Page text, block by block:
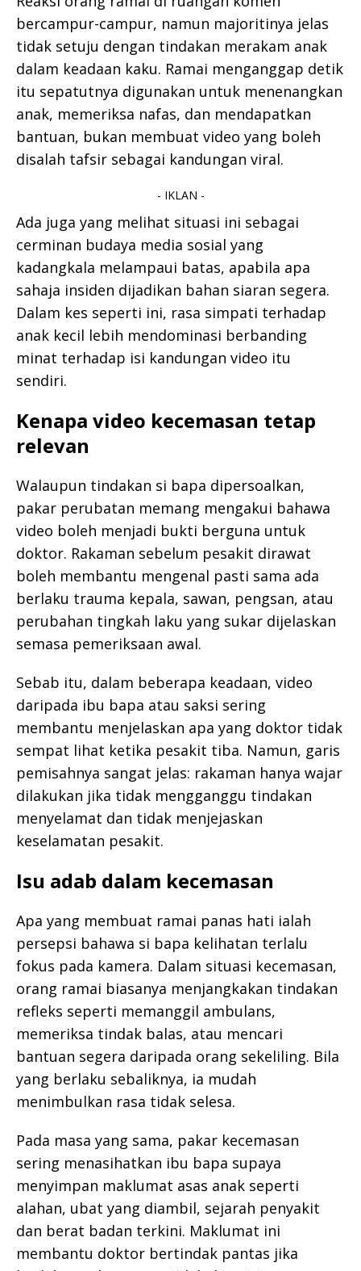
bercampur-campur, namun majoritinya jelas
tidak setuju dengan tindakan merakam anak
dalam keadaan kaku. Ramai menganggap detik
itu sepatutnya digunakan untuk menenangkan
anak, memeriksa nafas, dan mendapatkan
bantuan, bukan membuat video yang boleh
disalah tafsir sebagai kandungan viral.
- IKLAN -
Ada juga yang melihat situasi ini sebagai
cerminan budaya media sosial yang
kadangkala melampaui batas, apabila apa
sahaja insiden dijadikan bahan siaran segera.
Dalam kes seperti ini, rasa simpati terhadap
anak kecil lebih mendominasi berbanding
minat terhadap isi kandungan video itu
sendiri.
Kenapa video kecemasan tetap
relevan
Walaupun tindakan si bapa dipersoalkan,
pakar perubatan memang mengakui bahawa
video boleh menjadi bukti berguna untuk
doktor. Rakaman sebelum pesakit dirawat
boleh membantu mengenal pasti sama ada
berlaku trauma kepala, sawan, pengsan, atau
perubahan tingkah laku yang sukar dijelaskan
semasa pemeriksaan awal.
Sebab itu, dalam beberapa keadaan, video
daripada ibu bapa atau saksi sering
membantu menjelaskan apa yang doktor tidak
sempat lihat ketika pesakit tiba. Namun, garis
pemisahnya sangat jelas: rakaman hanya wajar
dilakukan jika tidak mengganggu tindakan
menyelamat dan tidak menjejaskan
keselamatan pesakit.
Isu adab dalam kecemasan
Apa yang membuat ramai panas hati ialah
persepsi bahawa si bapa kelihatan terlalu
fokus pada kamera. Dalam situasi kecemasan,
orang ramai biasanya menjangkakan tindakan
refleks seperti memanggil ambulans,
memeriksa tindak balas, atau mencari
bantuan segera daripada orang sekeliling. Bila
yang berlaku sebaliknya, ia mudah
menimbulkan rasa tidak selesa.
Pada masa yang sama, pakar kecemasan
sering menasihatkan ibu bapa supaya
menyimpan maklumat asas anak seperti
alahan, ubat yang diambil, sejarah penyakit
dan berat badan terkini. Maklumat ini
membantu doktor bertindak pantas jika